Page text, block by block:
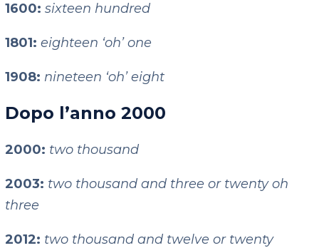
1600:sixteen hundred
1801:eighteen ‘oh’ one
1908: nineteen ‘oh’ eight
Dopo l’anno 2000
2000: two thousand
2003: two thousand and three or twenty oh
three
2012: two thousand and twelve or twenty